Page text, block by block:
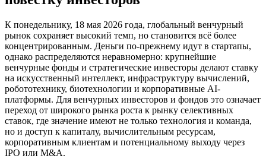
К понедельнику, 18 мая 2026 года, глобальный венчурный
рынок сохраняет высокий темп, но становится всё более
концентрированным. Деньги по-прежнему идут в стартапы,
однако распределяются неравномерно: крупнейшие
венчурные фонды и стратегические инвесторы делают ставку
на искусственный интеллект, инфраструктуру вычислений,
робототехнику, биотехнологии и корпоративные AI-
платформы. Для венчурных инвесторов и фондов это означает
переход от широкого рынка роста к рынку селективных
ставок, где значение имеют не только технология и команда,
но и доступ к капиталу, вычислительным ресурсам,
корпоративным клиентам и потенциальному выходу через
IPO или M&A.